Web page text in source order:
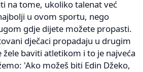
na tome, ukoliko talenat već
u ovom sportu, nego
gdje dijete možete propasti.
dječaci propadaju u drugim
baviti atletikom i to je najveća
'Ako možeš biti Edin Džeko,